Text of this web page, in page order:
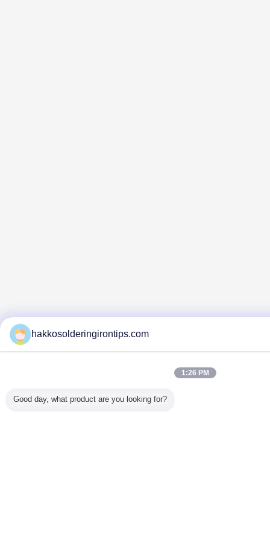
hakkosolderingirontips.com
1:26 PM
Good day, what product are you looking for?